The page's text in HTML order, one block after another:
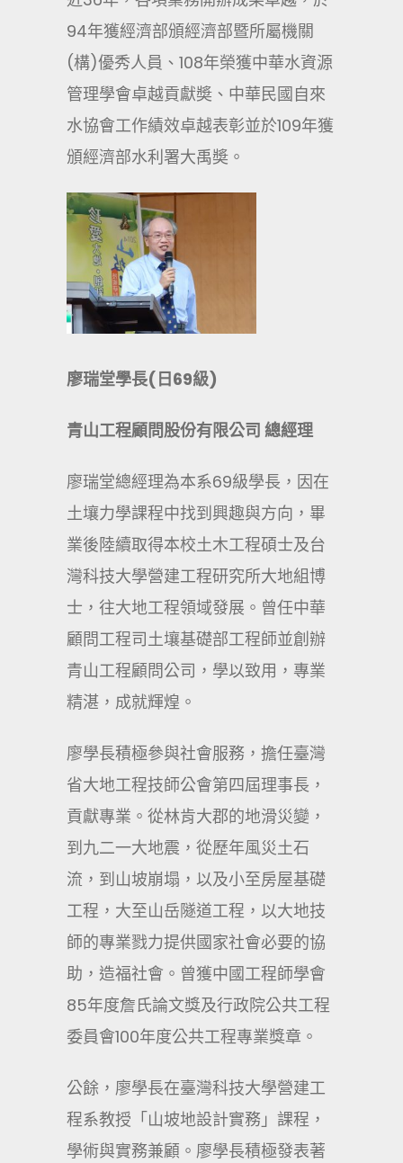
94年獲經濟部頒經濟部暨所屬機關
(構)優秀人員、108年榮獲中華水資源
管理學會卓越貢獻奬、中華民國自來
水協會工作績效卓越表彰並於109年獲
頒經濟部水利署大禹奬。
廖瑞堂學長(日69級)
青山工程顧問股份有限公司 總經理
廖瑞堂總經理為本系69級學長，因在
土壤力學課程中找到興趣與方向，畢
業後陸續取得本校土木工程碩士及台
灣科技大學營建工程研究所大地組博
士，往大地工程領域發展。曾任中華
顧問工程司土壤基礎部工程師並創辦
青山工程顧問公司，學以致用，專業
精湛，成就輝煌。
廖學長積極參與社會服務，擔任臺灣
省大地工程技師公會第四屆理事長，
貢獻專業。從林肯大郡的地滑災變，
到九二一大地震，從歷年風災土石
流，到山坡崩塌，以及小至房屋基礎
工程，大至山岳隧道工程，以大地技
師的專業戮力提供國家社會必要的協
助，造福社會。曾獲中國工程師學會
85年度詹氏論文獎及行政院公共工程
委員會100年度公共工程專業獎章。
公餘，廖學長在臺灣科技大學營建工
程系教授「山坡地設計實務」課程，
學術與實務兼顧。廖學長積極發表著